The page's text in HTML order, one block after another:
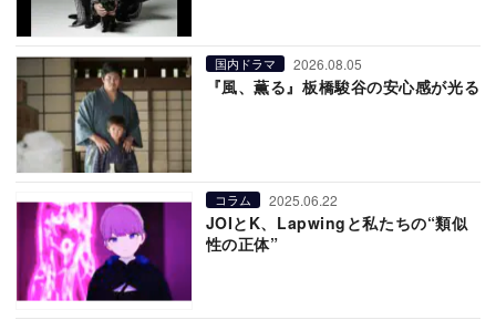
国内ドラマ 2026.08.05
『風、薫る』板橋駿谷の安心感が光る
コラム 2025.06.22
JOIとK、Lapwingと私たちの“類似
性の正体”